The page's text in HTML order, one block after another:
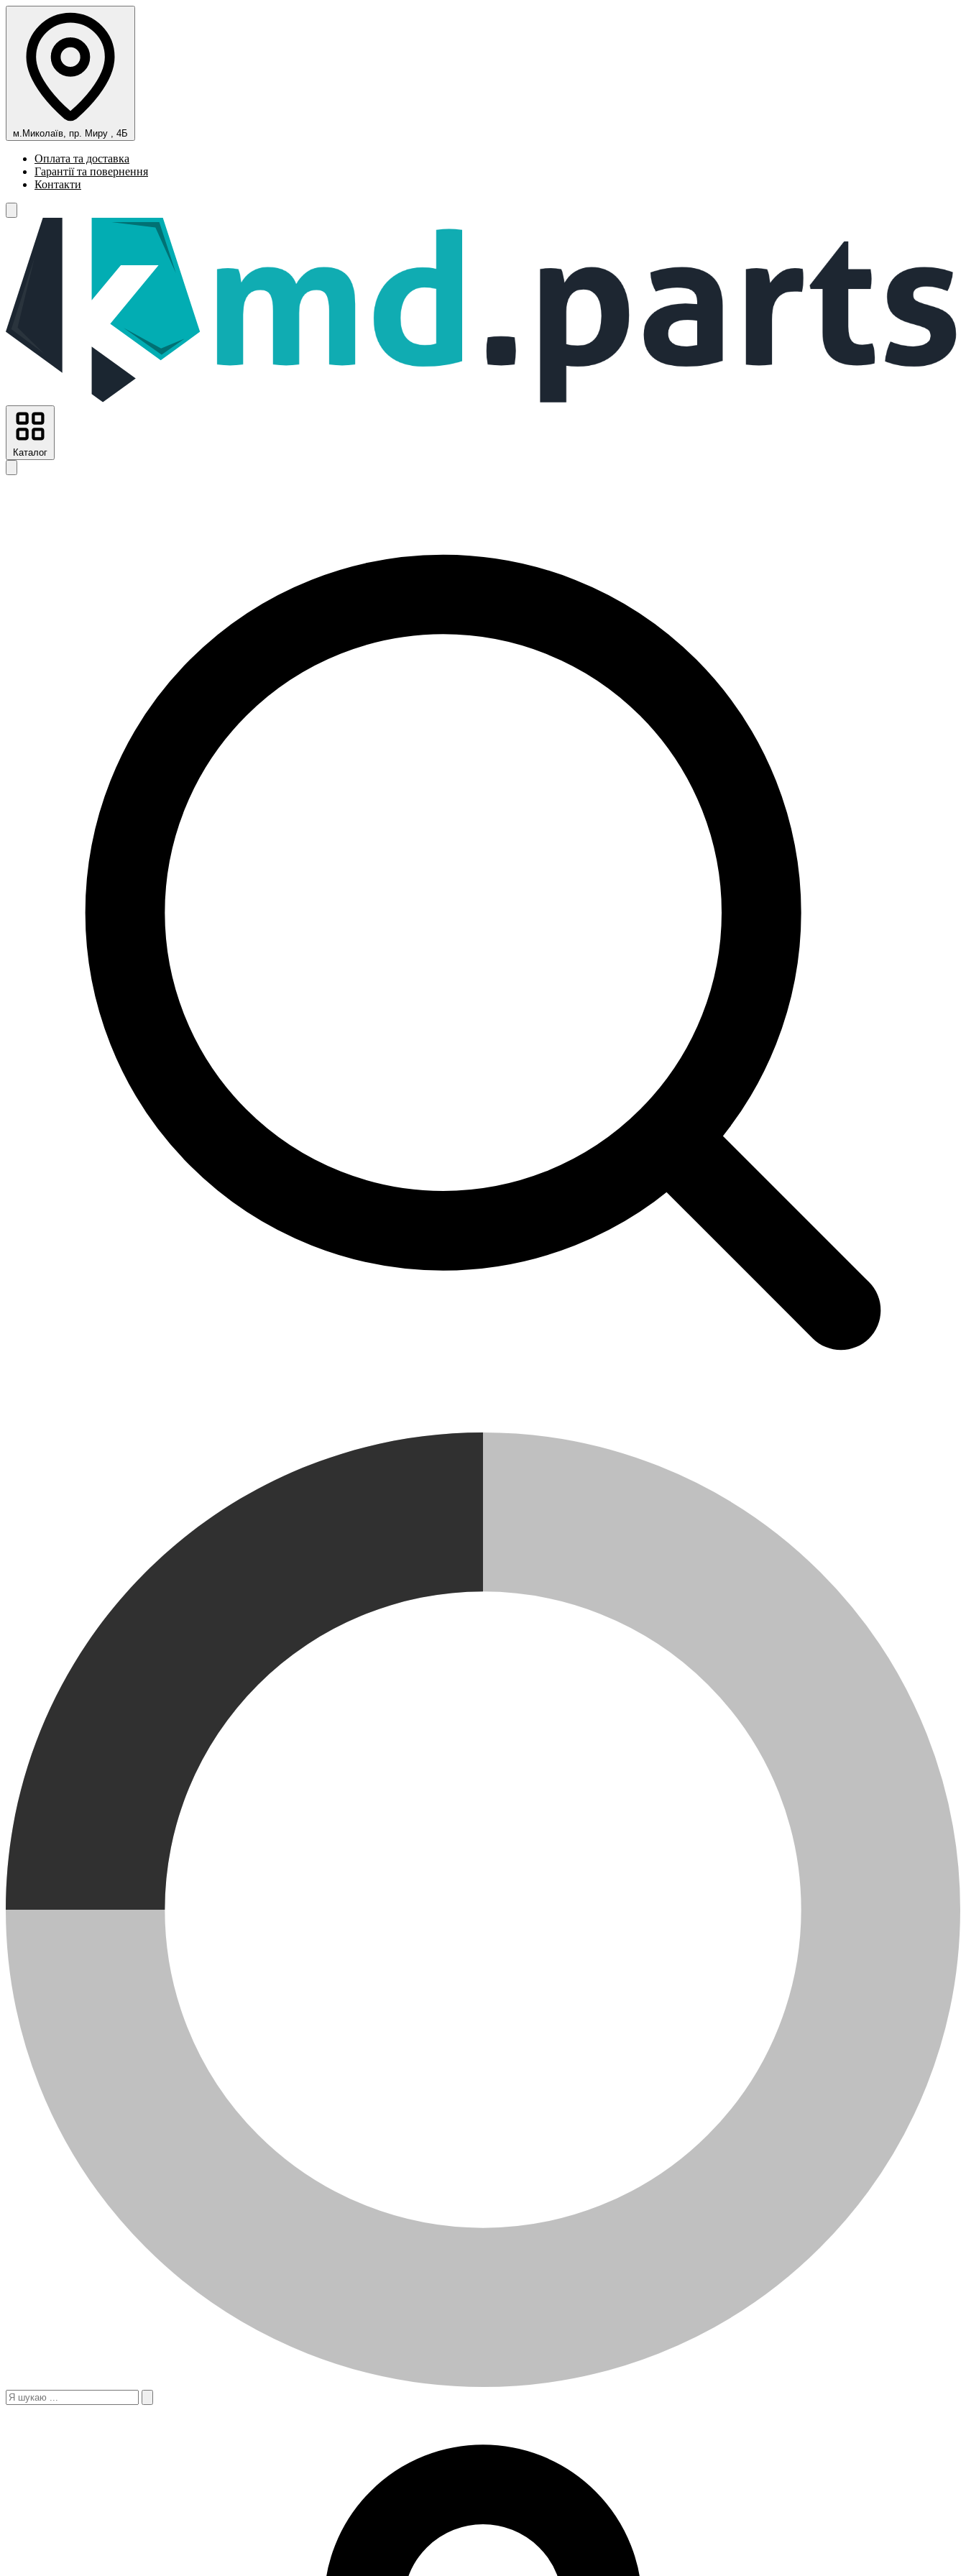
м.Миколаїв, пр. Миру , 4Б
Оплата та доставка
Гарантії та повернення
Контакти
Каталог